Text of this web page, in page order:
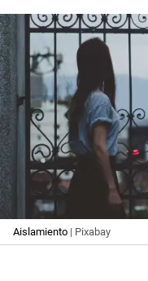
Aislamiento | Pixabay